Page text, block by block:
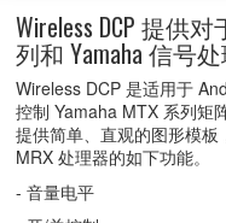
Wireless DCP 提供
列和 Yamaha 信号处
Wireless DCP 是适用于
控制 Yamaha MTX 系列矩
提供简单、直观的图形模
MRX 处理器的如下功能。
- 音量电平